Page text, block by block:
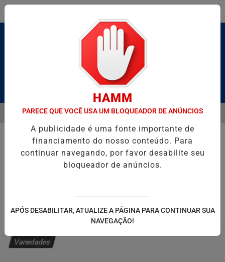
Pesquisar Notícia
HOMENAGEIA UZIEL BUENO NO TERRAÇO MINEIRO D'
EM ALTA
MENU
Variedades
HAMM
PARECE QUE VOCÊ USA UM BLOQUEADOR DE ANÚNCIOS
A publicidade é uma fonte importante de
financiamento do nosso conteúdo. Para
continuar navegando, por favor desabilite seu
bloqueador de anúncios.
APÓS DESABILITAR, ATUALIZE A PÁGINA PARA CONTINUAR SUA
NAVEGAÇÃO!